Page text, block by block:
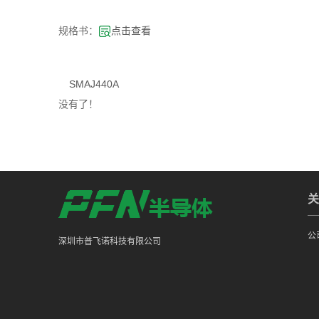
规格书： 点击查看
SMAJ440A
没有了！
深圳市普飞诺科技有限公司
公